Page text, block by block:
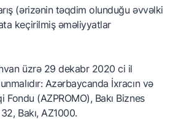
(ərizənin təqdim olunduğu əvvəlki
keçirilmiş əməliyyatlar
üzrə 29 dekabr 2020 ci il
Azərbaycanda İxracın və
Fondu (AZPROMO), Bakı Biznes
Bakı, AZ1000.